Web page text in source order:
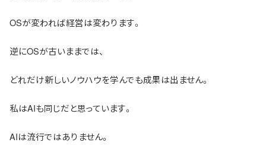
OSが変われば経営は変わります。
逆にOSが古いままでは、
どれだけ新しいノウハウを学んでも成果は出ません。
私はAIも同じだと思っています。
AIは流行ではありません。